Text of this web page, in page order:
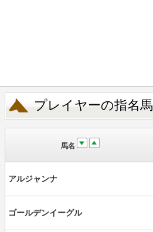
プレイヤーの指名馬
馬名
アルジャンナ
ゴールデンイーグル